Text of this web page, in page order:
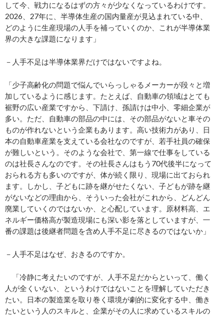
して今、戦力になるはずの方々が少なくなっているわけです。
2026、27年に、半導体生産の国内量産が見込まれている中、
どのように生産現場の人手を補っていくのか、これが半導体業
界の大きな課題になります」
－人手不足は半導体業界だけではないですよね。
「少子高齢化の問題で悩んでいらっしゃるメーカーが段々と増
加しているように感じます。たとえば、自動車の領域はとても
裾野の広い産業ですから、下請け、孫請けは中小、零細企業が
多い。ただ、自動車の部品の中には、その部品がないと車その
ものが作れないという企業もあります。高い技術力があり、日
本の自動車産業を支えている会社なのですが、若手社員の確保
が難しいという。そのような会社で、第一線で仕事をしている
のは社長さんなのです。その社長さんはもう70代後半になって
おられる方も多いのですが、体が続く限り、現場に出ておられ
ます。しかし、子どもに跡を継がせたくない、子どもが跡を継
がないなどの理由から、そういった会社がこれから、どんどん
廃業していくのではないか、と心配しています。原材料高、エ
ネルギー価格高が製造現場にも深い影を落としていますが、一
番の課題は後継者問題を含め人手不足に尽きるのではないか」
－人手不足はなぜ、おきるのですか。
「冷静に考えたいのですが、人手不足だからといって、働く
人が全くいない、というわけではないことを理解していただき
たい。日本の製造業を取り巻く環境が劇的に変化する中、働き
たいという人のスキルと、企業がその人に求めているスキルの